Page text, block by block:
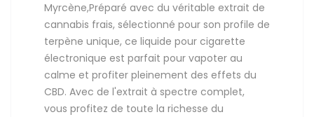
Myrcène,Préparé avec du véritable extrait de
cannabis frais, sélectionné pour son profile de
terpène unique, ce liquide pour cigarette
électronique est parfait pour vapoter au
calme et profiter pleinement des effets du
CBD. Avec de l'extrait à spectre complet,
vous profitez de toute la richesse du